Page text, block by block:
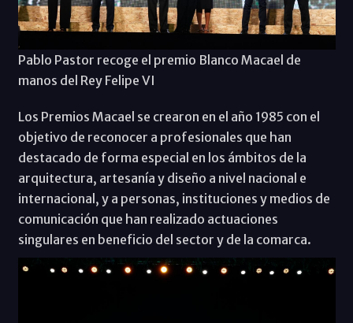
Pablo Pastor recoge el premio Blanco Macael de
manos del Rey Felipe VI
Los Premios Macael se crearon en el año 1985 con el
objetivo de reconocer a profesionales que han
destacado de forma especial en los ámbitos de la
arquitectura, artesanía y diseño a nivel nacional e
internacional, y a personas, instituciones y medios de
comunicación que han realizado actuaciones
singulares en beneficio del sector y de la comarca.